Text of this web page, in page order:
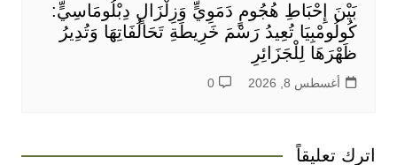
بَيْنَ إِحْبَاطِ هُجُومٍ دَمَوِيٍّ وَزِلْزَالٍ دِبْلُومَاسِيٍّ:
كُولُومْبِيَا تُعِيدُ رَسْمَ خَرِيطَةِ تَحَالُفَاتِهَا وَتُدِيرُ
ظَهْرَهَا لِلْجَزَائِرِ
أغسطس 8, 2026 0
اترك تعليقاً